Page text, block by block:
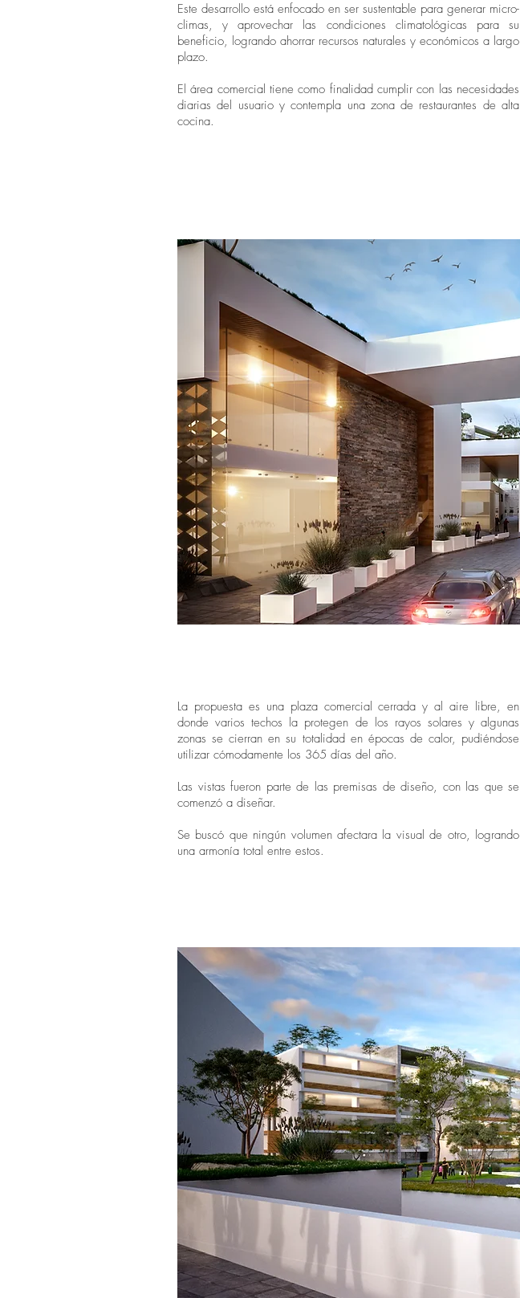
Este desarrollo está enfocado en ser sustentable para generar micro-
climas, y aprovechar las condiciones climatológicas para su
beneficio, logrando ahorrar recursos naturales y económicos a largo
plazo.
El área comercial tiene como finalidad cumplir con las necesidades
diarias del usuario y contempla una zona de restaurantes de alta
cocina.
La propuesta es una plaza comercial cerrada y al aire libre, en
donde varios techos la protegen de los rayos solares y algunas
zonas se cierran en su totalidad en épocas de calor, pudiéndose
utilizar cómodamente los 365 días del año.
Las vistas fueron parte de las premisas de diseño, con las que se
comenzó a diseñar.
Se buscó que ningún volumen afectara la visual de otro, logrando
una armonía total entre estos.